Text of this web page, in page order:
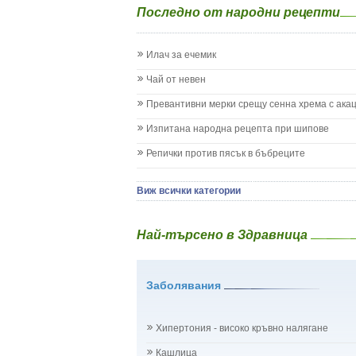
Жълтеница
Запек на бебето и детето
Кашлица при бебето и детето
Колики
Менингит
Млечница
Нощно напикаване - енуреза
Плач
Проблеми с очите на бебето и детето
Рубеола
Температура - висока
Последно от народни рецепти
Илач за ечемик
Чай от невен
Превантивни мерки срещу сенна хрема с
Изпитана народна рецепта при шипове
Репички против пясък в бъбреците
Виж всички категории
Най-търсено в Здравница
Заболявания
Хипертония - високо кръвно налягане
Кашлица